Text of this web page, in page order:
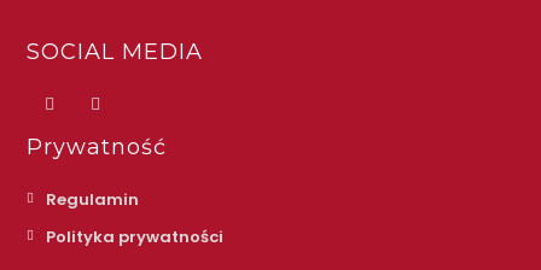
SOCIAL MEDIA
Prywatność
Regulamin
Polityka prywatności